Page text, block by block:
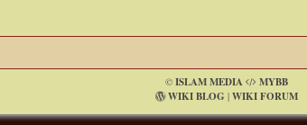
© ISLAM MEDIA
MYBB
WIKI BLOG | WIKI FORUM